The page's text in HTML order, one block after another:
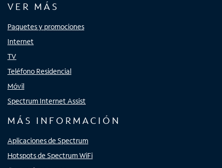
VER MÁS
Paquetes y promociones
Internet
TV
Teléfono Residencial
Móvil
Spectrum Internet Assist
MÁS INFORMACIÓN
Aplicaciones de Spectrum
Hotspots de Spectrum WiFi